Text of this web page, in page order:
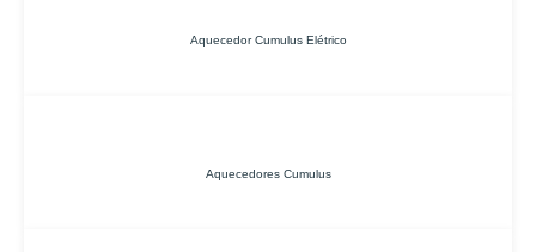
Aquecedor Cumulus Elétrico
Aquecedores Cumulus